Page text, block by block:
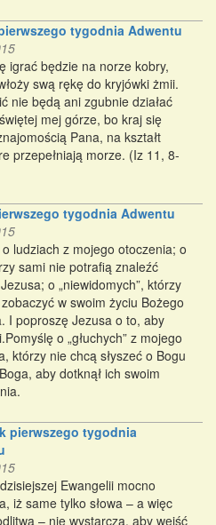
tygodnia Adwentu
igrać będzie na norze kobry,
swą rękę do kryjówki żmii.
nie będą ani zgubnie działać
mej górze, bo kraj się
Pana, na kształt
przepełniają morze. (Iz 11, 8-
tygodnia Adwentu
ludziach z mojego otoczenia; o
sami nie potrafią znaleźć
o „niewidomych”, którzy
w swoim życiu Bożego
I poproszę Jezusa o to, aby
o „głuchych” z mojego
którzy nie chcą słyszeć o Bogu
aby dotknął ich swoim
pierwszego tygodnia
Ewangelii mocno
iż same tylko słowa – a więc
– nie wystarczą, aby wejść